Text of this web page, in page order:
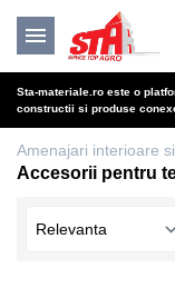
Sta-materiale.ro este o
constructii si produse
Amenajari interioare
Accesorii pentru